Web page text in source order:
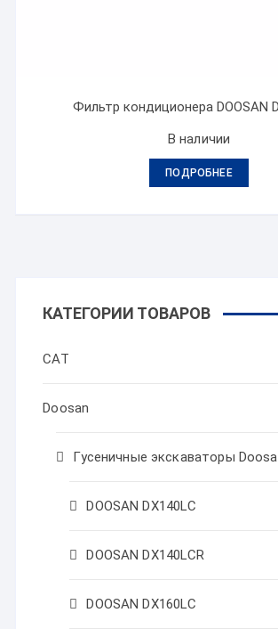
Фильтр кондиционера DOOSAN
В наличии
ПОДРОБНЕЕ
КАТЕГОРИИ ТОВАРОВ
CAT
Doosan
Гусеничные экскаваторы
DOOSAN DX140LC
DOOSAN DX140LCR
DOOSAN DX160LC